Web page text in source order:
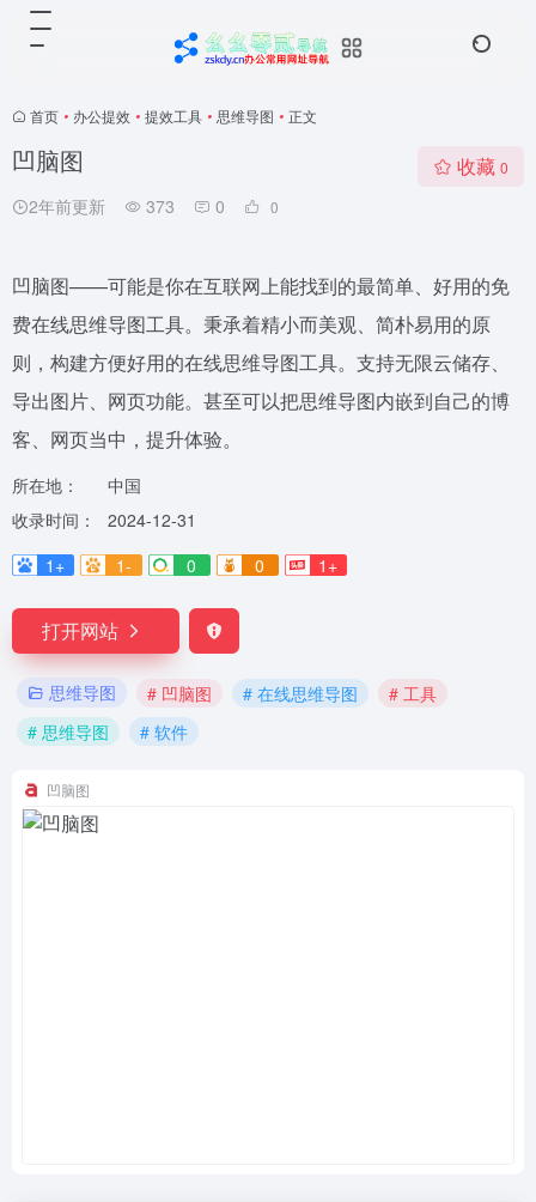
首页 • 办公提效 • 提效工具 • 思维导图 • 正文
凹脑图
2年前更新 373 0 0
收藏 0
凹脑图——可能是你在互联网上能找到的最简单、好用的免
费在线思维导图工具。秉承着精小而美观、简朴易用的原
则，构建方便好用的在线思维导图工具。支持无限云储存、
导出图片、网页功能。甚至可以把思维导图内嵌到自己的博
客、网页当中，提升体验。
所在地：
中国
收录时间：
2024-12-31
1+
1- 0 0 1+
打开网站
思维导图 # 凹脑图 # 在线思维导图
# 工具
# 思维导图
# 软件
凹脑图